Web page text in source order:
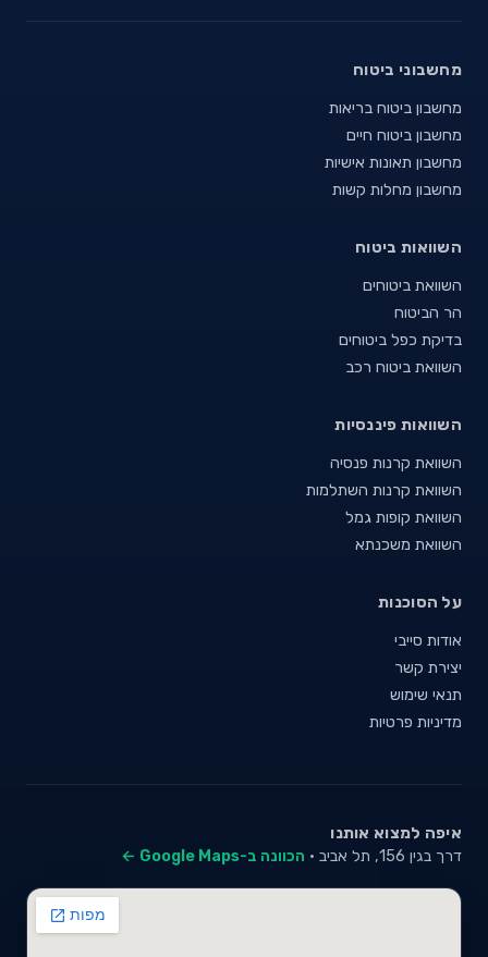
מחשבוני ביטוח
מחשבון ביטוח בריאות
מחשבון ביטוח חיים
מחשבון תאונות אישיות
מחשבון מחלות קשות
השוואות ביטוח
השוואת ביטוחים
הר הביטוח
בדיקת כפל ביטוחים
השוואת ביטוח רכב
השוואות פיננסיות
השוואת קרנות פנסיה
השוואת קרנות השתלמות
השוואת קופות גמל
השוואת משכנתא
על הסוכנות
אודות סייבי
יצירת קשר
תנאי שימוש
מדיניות פרטיות
איפה למצוא אותנו
דרך בגין 156, תל אביב · הכוונה ב-Google Maps ←